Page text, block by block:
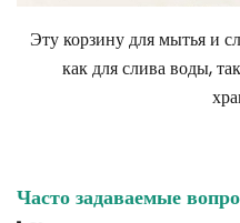
Эту корзину для мытья и
как для слива воды,
Часто задаваемые